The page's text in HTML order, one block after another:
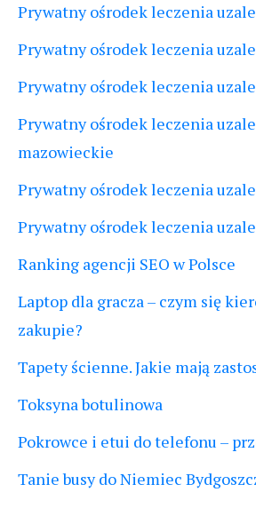
Prywatny ośrodek leczenia
Prywatny ośrodek leczenia
Prywatny ośrodek leczenia
Prywatny ośrodek leczenia
mazowieckie
Prywatny ośrodek leczenia
Prywatny ośrodek leczenia
Ranking agencji SEO w Polsce
Laptop dla gracza – czym się
zakupie?
Tapety ścienne. Jakie mają
Toksyna botulinowa
Pokrowce i etui do telefonu –
Tanie busy do Niemiec